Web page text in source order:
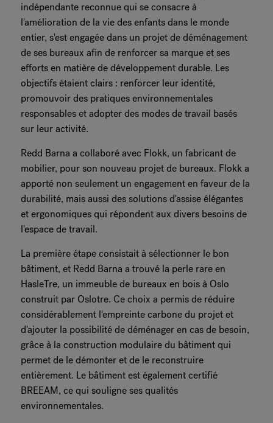
indépendante reconnue qui se consacre à
l'amélioration de la vie des enfants dans le monde
entier, s'est engagée dans un projet de déménagement
de ses bureaux afin de renforcer sa marque et ses
efforts en matière de développement durable. Les
objectifs étaient clairs : renforcer leur identité,
promouvoir des pratiques environnementales
responsables et adopter des modes de travail basés
sur leur activité.
Redd Barna a collaboré avec Flokk, un fabricant de
mobilier, pour son nouveau projet de bureaux. Flokk a
apporté non seulement un engagement en faveur de la
durabilité, mais aussi des solutions d'assise élégantes
et ergonomiques qui répondent aux divers besoins de
l'espace de travail.
La première étape consistait à sélectionner le bon
bâtiment, et Redd Barna a trouvé la perle rare en
HasleTre, un immeuble de bureaux en bois à Oslo
construit par Oslotre. Ce choix a permis de réduire
considérablement l'empreinte carbone du projet et
d'ajouter la possibilité de déménager en cas de besoin,
grâce à la construction modulaire du bâtiment qui
permet de le démonter et de le reconstruire
entièrement. Le bâtiment est également certifié
BREEAM, ce qui souligne ses qualités
environnementales.